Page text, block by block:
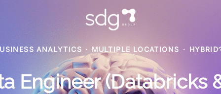
ANALYTICS · MULTIPLE LOCATIONS · HYBRID
Engineer (Databricks